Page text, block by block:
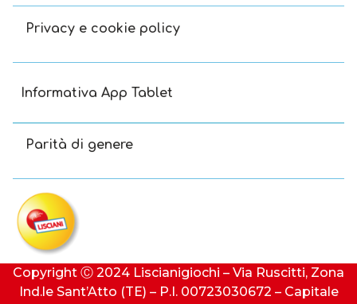
Privacy e cookie policy
Informativa App Tablet
Parità di genere
Copyright Ⓒ 2024 Liscianigiochi – Via Ruscitti, Zona
Ind.le Sant’Atto (TE) – P.I. 00723030672 – Capitale